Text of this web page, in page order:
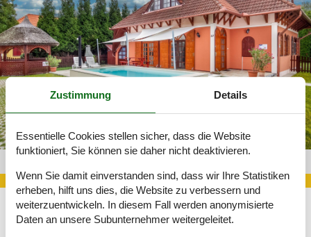
Ungarn ist für seine charmanten Städte, den Balaton und
Zustimmung Details
Essentielle Cookies stellen sicher, dass die Website
funktioniert, Sie können sie daher nicht deaktivieren.
Wenn Sie damit einverstanden sind, dass wir Ihre Statistiken
erheben, hilft uns dies, die Website zu verbessern und
weiterzuentwickeln. In diesem Fall werden anonymisierte
Daten an unsere Subunternehmer weitergeleitet.